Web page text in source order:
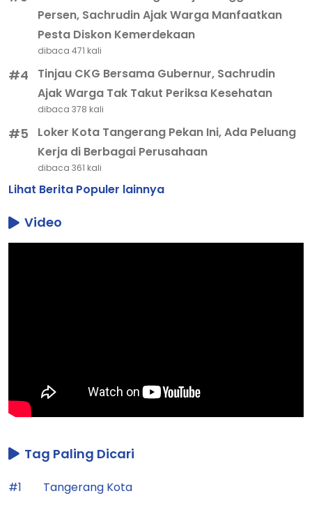
Persen, Sachrudin Ajak Warga Manfaatkan
Pesta Diskon Kemerdekaan
dibaca 471 kali
#4
Tinjau CKG Bersama Gubernur, Sachrudin
Ajak Warga Tak Takut Periksa Kesehatan
dibaca 378 kali
#5
Loker Kota Tangerang Pekan Ini, Ada Peluang
Kerja di Berbagai Perusahaan
dibaca 361 kali
Lihat Berita Populer lainnya
Video
Tag Paling Dicari
#1
Tangerang Kota